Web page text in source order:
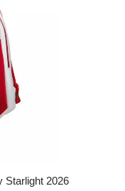
Starlight 2026